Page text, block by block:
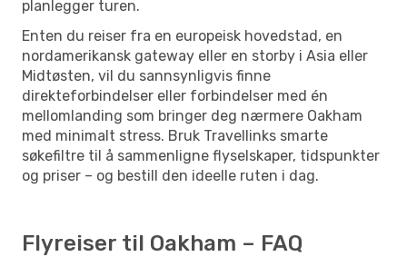
planlegger turen.
Enten du reiser fra en europeisk hovedstad, en
nordamerikansk gateway eller en storby i Asia eller
Midtøsten, vil du sannsynligvis finne
direkteforbindelser eller forbindelser med én
mellomlanding som bringer deg nærmere Oakham
med minimalt stress. Bruk Travellinks smarte
søkefiltre til å sammenligne flyselskaper, tidspunkter
og priser – og bestill den ideelle ruten i dag.
Flyreiser til Oakham – FAQ